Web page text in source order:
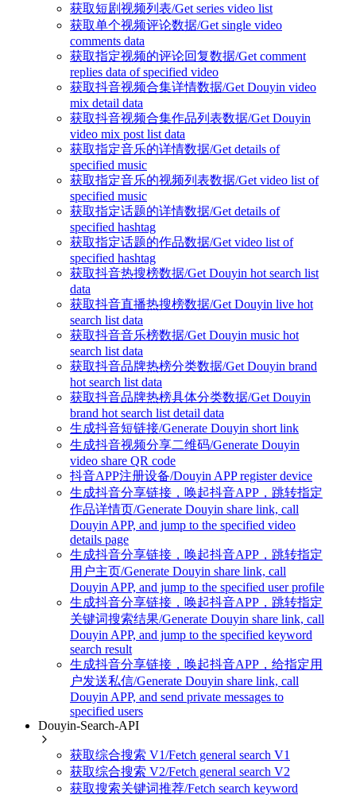
获取短剧视频列表/Get series video list
获取单个视频评论数据/Get single video
comments data
获取指定视频的评论回复数据/Get comment
replies data of specified video
获取抖音视频合集详情数据/Get Douyin video
mix detail data
获取抖音视频合集作品列表数据/Get Douyin
video mix post list data
获取指定音乐的详情数据/Get details of
specified music
获取指定音乐的视频列表数据/Get video list of
specified music
获取指定话题的详情数据/Get details of
specified hashtag
获取指定话题的作品数据/Get video list of
specified hashtag
获取抖音热搜榜数据/Get Douyin hot search list
data
获取抖音直播热搜榜数据/Get Douyin live hot
search list data
获取抖音音乐榜数据/Get Douyin music hot
search list data
获取抖音品牌热榜分类数据/Get Douyin brand
hot search list data
获取抖音品牌热榜具体分类数据/Get Douyin
brand hot search list detail data
生成抖音短链接/Generate Douyin short link
生成抖音视频分享二维码/Generate Douyin
video share QR code
抖音APP注册设备/Douyin APP register device
生成抖音分享链接，唤起抖音APP，跳转指定
作品详情页/Generate Douyin share link, call
Douyin APP, and jump to the specified video
details page
生成抖音分享链接，唤起抖音APP，跳转指定
用户主页/Generate Douyin share link, call
Douyin APP, and jump to the specified user profile
生成抖音分享链接，唤起抖音APP，跳转指定
关键词搜索结果/Generate Douyin share link, call
Douyin APP, and jump to the specified keyword
search result
生成抖音分享链接，唤起抖音APP，给指定用
户发送私信/Generate Douyin share link, call
Douyin APP, and send private messages to
specified users
Douyin-Search-API
获取综合搜索 V1/Fetch general search V1
获取综合搜索 V2/Fetch general search V2
获取搜索关键词推荐/Fetch search keyword